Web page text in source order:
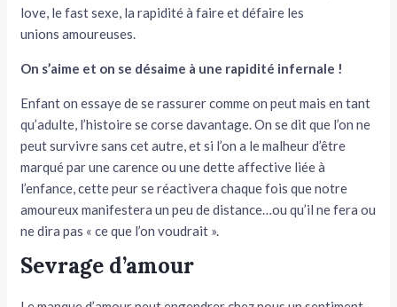
love, le fast sexe, la rapidité à faire et défaire les
unions amoureuses.
On s’aime et on se désaime à une rapidité infernale !
Enfant on essaye de se rassurer comme on peut mais en tant
qu’adulte, l’histoire se corse davantage. On se dit que l’on ne
peut survivre sans cet autre, et si l’on a le malheur d’être
marqué par une carence ou une dette affective liée à
l’enfance, cette peur se réactivera chaque fois que notre
amoureux manifestera un peu de distance…ou qu’il ne fera ou
ne dira pas « ce que l’on voudrait ».
Sevrage d’amour